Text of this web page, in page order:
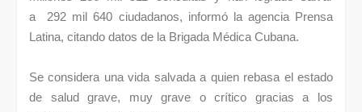
a
292 mil 640 ciudadanos, informó la agencia Prensa
Latina, citando datos de la Brigada Médica Cubana.
Se considera una vida salvada a quien rebasa el estado
de salud grave, muy grave o crítico gracias a los